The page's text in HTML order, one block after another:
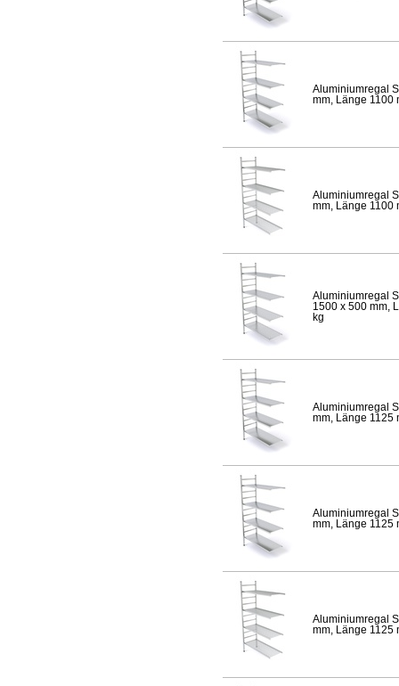
Aluminiumregal
mm, Länge 1100
Aluminiumregal
mm, Länge 1100
Aluminiumregal
1500 x 500 mm,
kg
Aluminiumregal
mm, Länge 1125
Aluminiumregal
mm, Länge 1125
Aluminiumregal
mm, Länge 1125